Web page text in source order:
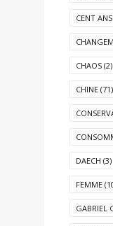
CENT
CHAOS (2)
CHINE (71)
DAECH (3)
FEMME
GABRIEL